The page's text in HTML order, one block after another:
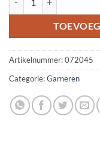
Artikelnummer:072045
Categorie:Garneren